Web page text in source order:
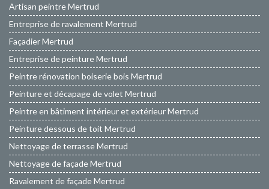
Artisan peintre Mertrud
Entreprise de ravalement Mertrud
Façadier Mertrud
Entreprise de peinture Mertrud
Peintre rénovation boiserie bois Mertrud
Peinture et décapage de volet Mertrud
Peintre en bâtiment intérieur et extérieur Mertrud
Peinture dessous de toit Mertrud
Nettoyage de terrasse Mertrud
Nettoyage de façade Mertrud
Ravalement de façade Mertrud